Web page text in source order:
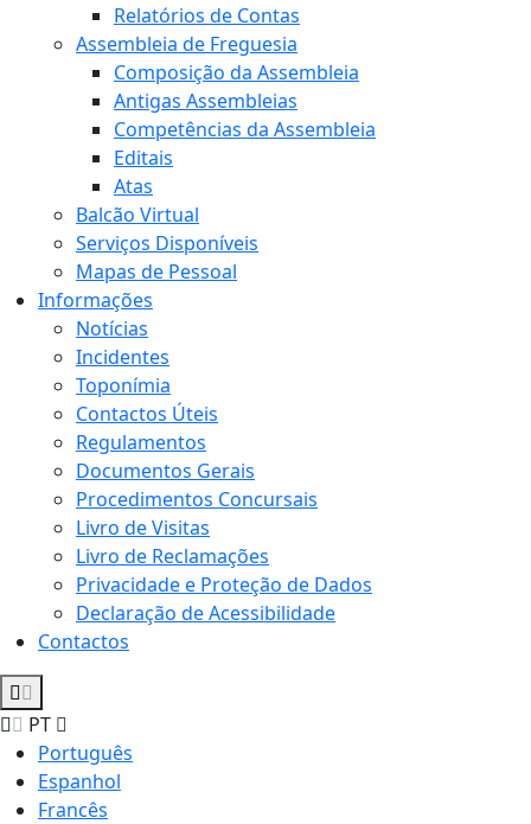
Relatórios de Contas
Assembleia de Freguesia
Composição da Assembleia
Antigas Assembleias
Competências da Assembleia
Editais
Atas
Balcão Virtual
Serviços Disponíveis
Mapas de Pessoal
Informações
Notícias
Incidentes
Toponímia
Contactos Úteis
Regulamentos
Documentos Gerais
Procedimentos Concursais
Livro de Visitas
Livro de Reclamações
Privacidade e Proteção de Dados
Declaração de Acessibilidade
Contactos
PT
Português
Espanhol
Francês